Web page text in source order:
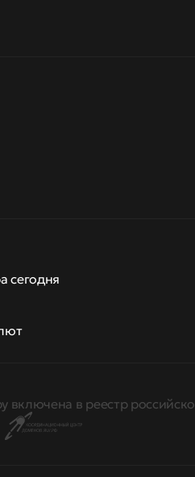
сегодня
включена в реестр